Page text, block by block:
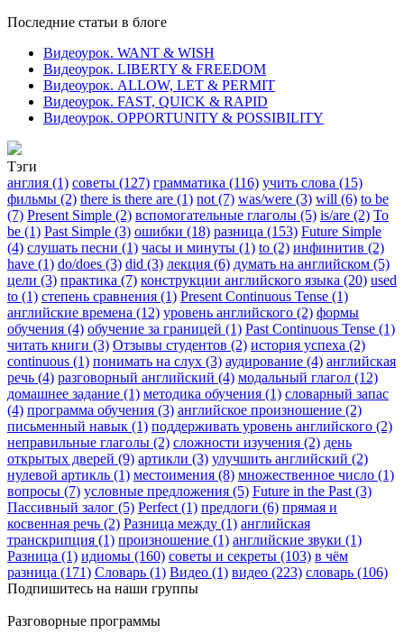
Последние статьи в блоге
Видеоурок. WANT & WISH
Видеоурок. LIBERTY & FREEDOM
Видеоурок. ALLOW, LET & PERMIT
Видеоурок. FAST, QUICK & RAPID
Видеоурок. OPPORTUNITY & POSSIBILITY
Тэги
англия (1) советы (127) грамматика (116) учить слова (15)
фильмы (2) there is there are (1) not (7) was/were (3) will (6) to be
(7) Present Simple (2) вспомогательные глаголы (5) is/are (2) To
be (1) Past Simple (3) ошибки (18) разница (153) Future Simple
(4) слушать песни (1) часы и минуты (1) to (2) инфинитив (2)
have (1) do/does (3) did (3) лекция (6) думать на английском (5)
цели (3) практика (7) конструкции английского языка (20) used
to (1) степень сравнения (1) Present Continuous Tense (1)
английские времена (12) уровень английского (2) формы
обучения (4) обучение за границей (1) Past Continuous Tense (1)
читать книги (3) Отзывы студентов (2) история успеха (2)
continuous (1) понимать на слух (3) аудирование (4) английская
речь (4) разговорный английский (4) модальный глагол (12)
домашнее задание (1) методика обучения (1) словарный запас
(4) программа обучения (3) английское произношение (2)
письменный навык (1) поддерживать уровень английского (2)
неправильные глаголы (2) сложности изучения (2) день
открытых дверей (9) артикли (3) улучшить английский (2)
нулевой артикль (1) местоимения (8) множественное число (1)
вопросы (7) условные предложения (5) Future in the Past (3)
Пассивный залог (5) Perfect (1) предлоги (6) прямая и
косвенная речь (2) Разница между (1) английская
транскрипция (1) произношение (1) английские звуки (1)
Разница (1) идиомы (160) советы и секреты (103) в чём
разница (171) Словарь (1) Видео (1) видео (223) словарь (106)
Подпишитесь на наши группы
Разговорные программы